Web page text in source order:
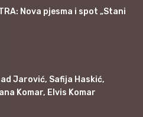
Nova pjesma i spot „Stani
Jarović, Safija Haskić,
Komar, Elvis Komar